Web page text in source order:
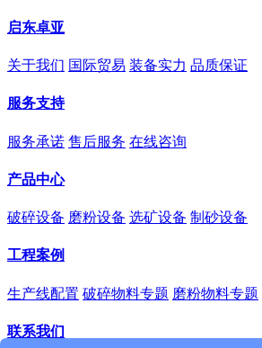
启东卓亚
关于我们 国际贸易 装备实力 品质保证
服务支持
服务承诺 售后服务 在线咨询
产品中心
破碎设备 磨粉设备 选矿设备 制砂设备
工程案例
生产线配置 破碎物料专题 磨粉物料专题
联系我们